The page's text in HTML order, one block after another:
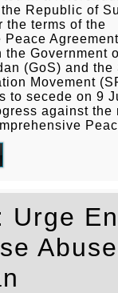
Republic of
the terms of the
Peace
the Government
(GoS) and the
Movement
to secede on 9
against the
Urge